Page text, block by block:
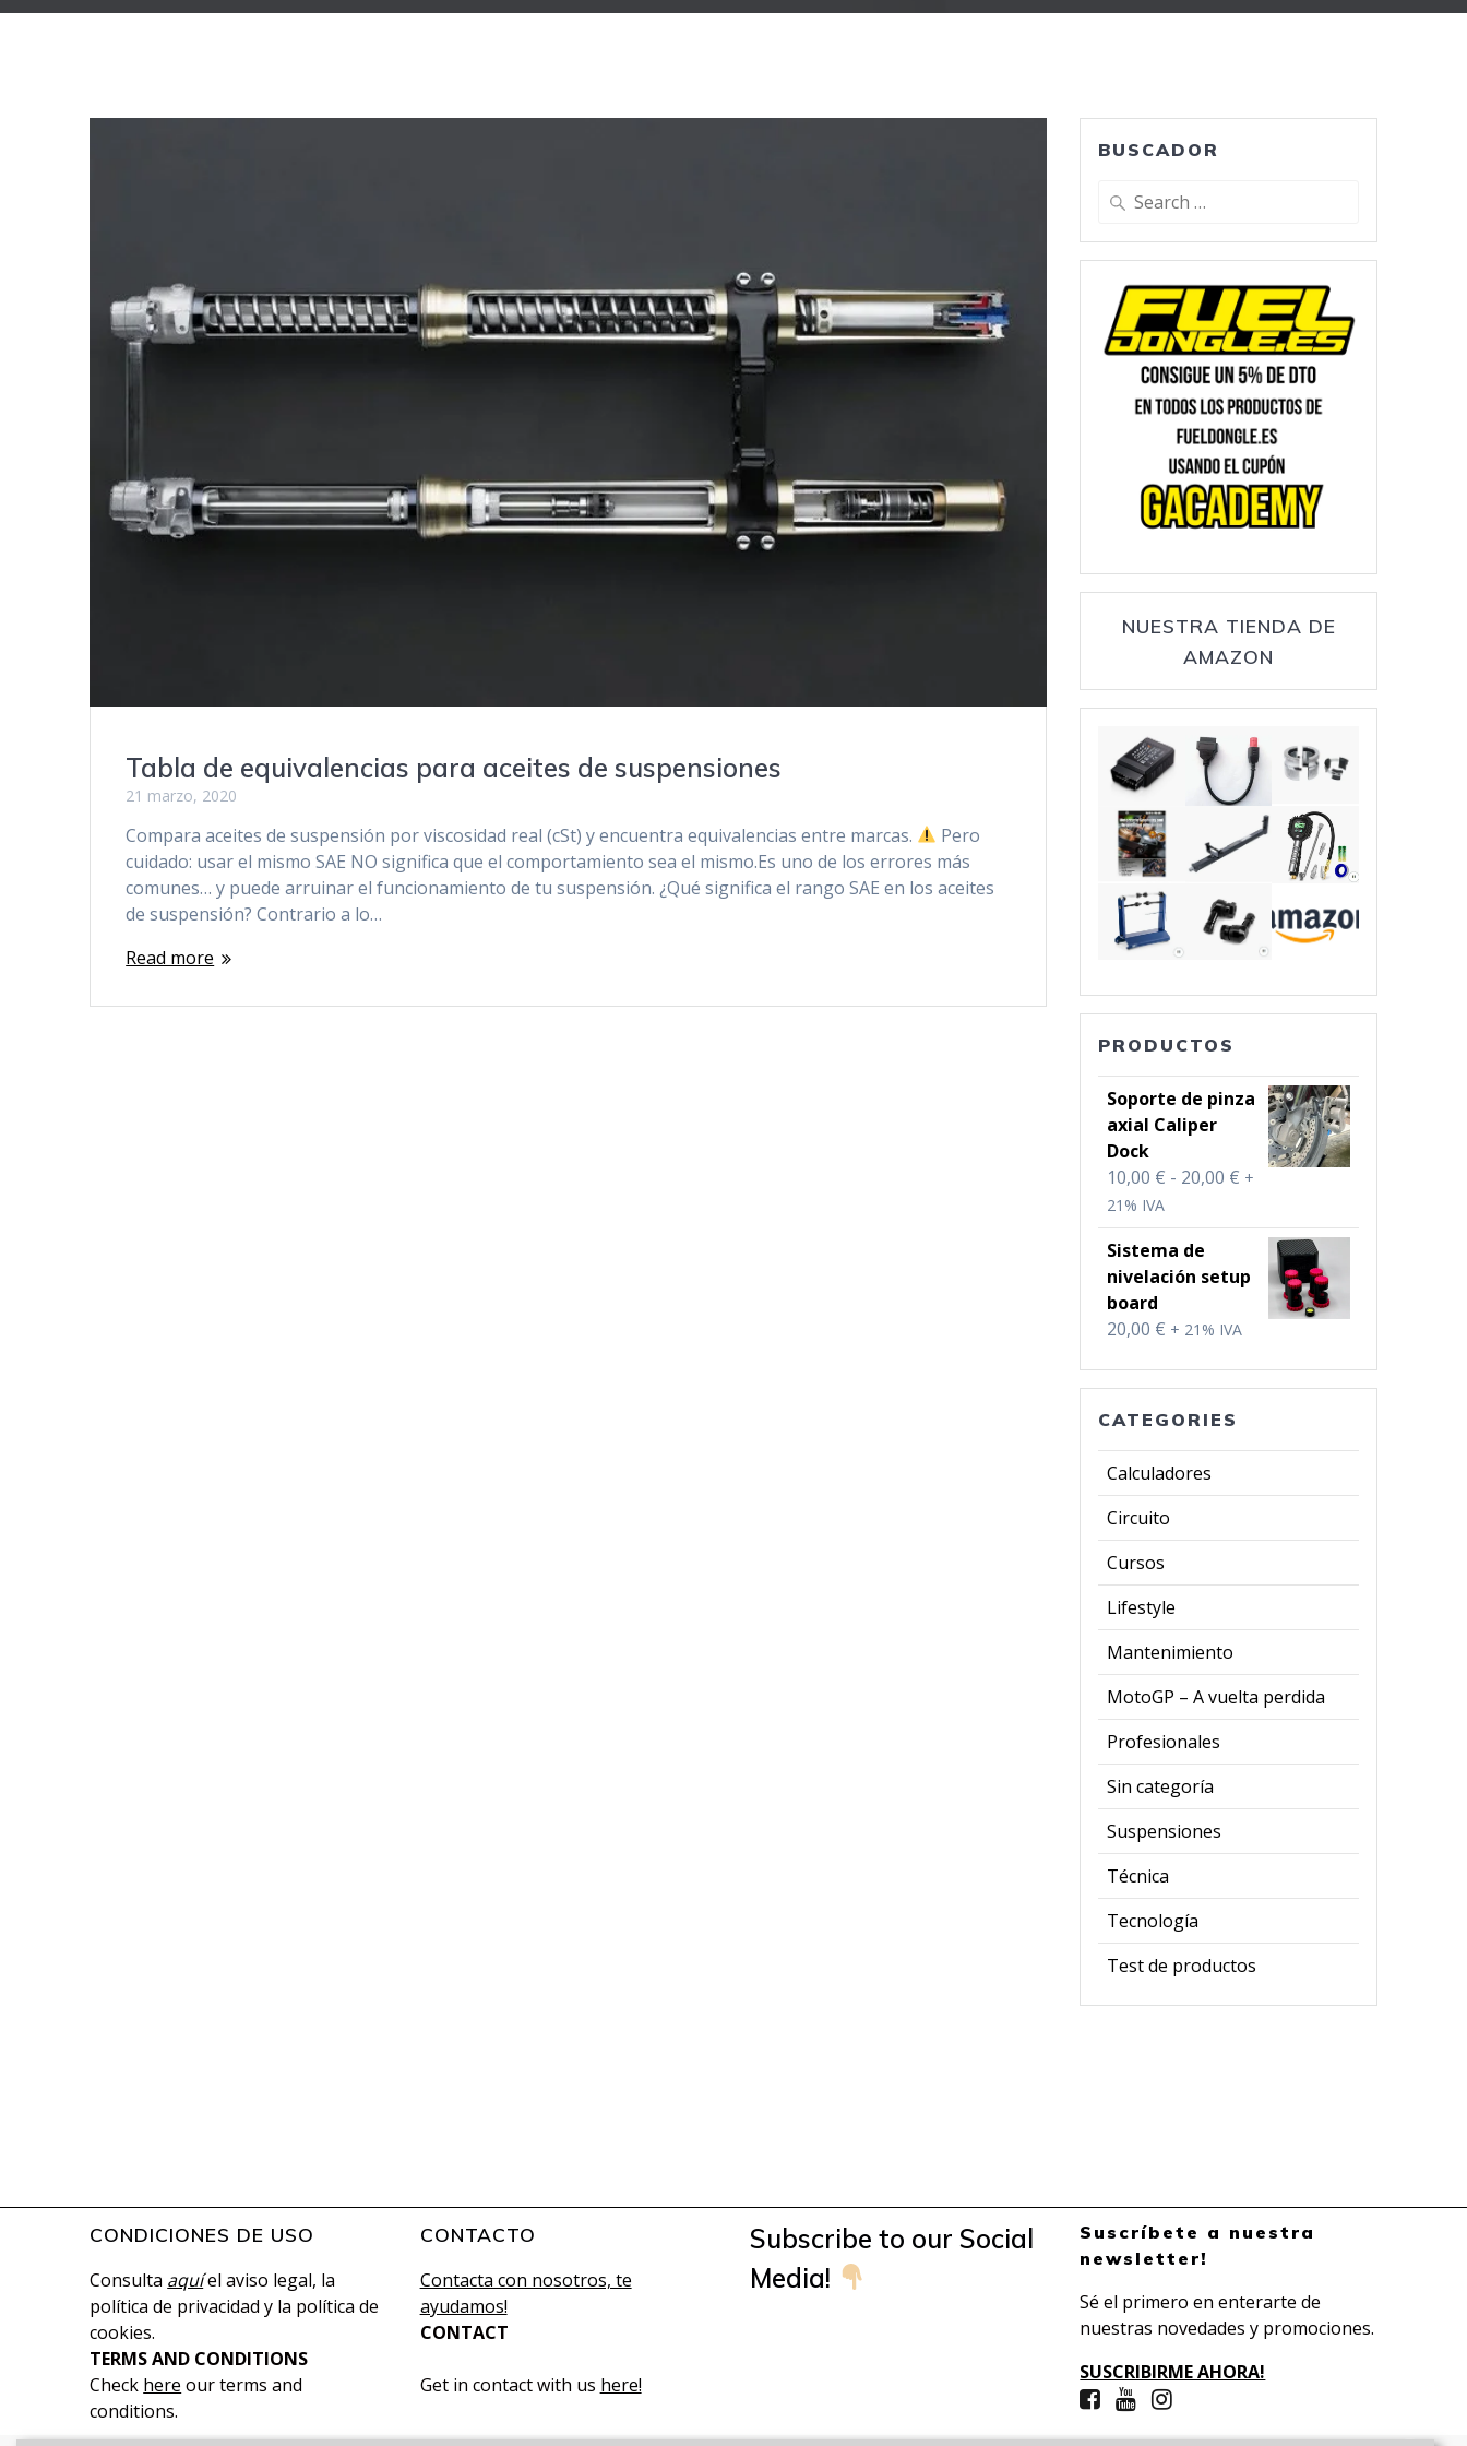
Tabla de equivalencias para aceites de suspensiones
21 marzo, 2020
Compara aceites de suspensión por viscosidad real (cSt) y encuentra equivalencias entre marcas.
Pero
cuidado: usar el mismo SAE NO significa que el comportamiento sea el mismo.Es uno de los errores más
comunes… y puede arruinar el funcionamiento de tu suspensión. ¿Qué significa el rango SAE en los aceites
de suspensión? Contrario a lo…
Read more
BUSCADOR
Search
NUESTRA TIENDA DE
AMAZON
PRODUCTOS
Soporte de pinza
axial Caliper
Dock
10,00 € - 20,00 € Rango
precios:
desde
10,00 €
hasta
20,00 €
+
21% IVA
Sistema de
nivelación setup
board
20,00 € + 21% IVA
CATEGORIES
Calculadores
Circuito
Cursos
Lifestyle
Mantenimiento
MotoGP – A vuelta perdida
Profesionales
Sin categoría
Suspensiones
Técnica
Tecnología
Test de productos
CONDICIONES DE USO
Consulta aquíel aviso legal, la
política de privacidad y la política de
cookies.
TERMS AND CONDITIONS
Check here our terms and
conditions.
CONTACTO
Contacta con nosotros, te
ayudamos!
CONTACT
Get in contact with us here!
Subscribe to our Social
Media!
Suscríbete a nuestra
newsletter!
Sé el primero en enterarte de
nuestras novedades y promociones.
SUSCRIBIRME AHORA!